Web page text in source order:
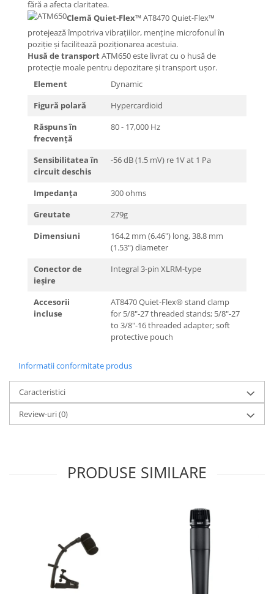
fără a afecta claritatea.
Clemă Quiet-Flex™ AT8470 Quiet-Flex™
protejează împotriva vibrațiilor, menține microfonul în
poziție și facilitează poziționarea acestuia.
Husă de transportATM650 este livrat cu o husă de
protecție moale pentru depozitare și transport ușor.
Element
Dynamic
Figură polară
Hypercardioid
Răspuns în
frecvență
80 - 17,000 Hz
Sensibilitatea în
circuit deschis
-56 dB (1.5 mV) re 1V at 1 Pa
Impedanța
300 ohms
Greutate
279g
Dimensiuni
164.2 mm (6.46") long, 38.8 mm
(1.53") diameter
Conector de
ieșire
Integral 3-pin XLRM-type
Accesorii
incluse
AT8470 Quiet-Flex® stand clamp
for 5/8"-27 threaded stands; 5/8"-27
to 3/8"-16 threaded adapter; soft
protective pouch
Informatii conformitate produs
Caracteristici
Review-uri(0)
PRODUSE SIMILARE